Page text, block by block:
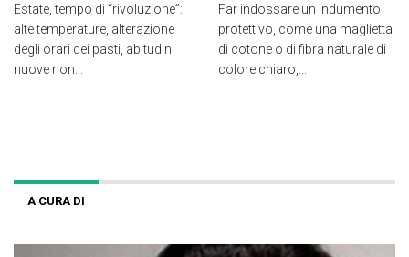
Estate, tempo di “rivoluzione”:
alte temperature, alterazione
degli orari dei pasti, abitudini
nuove non...
Far indossare un indumento
protettivo, come una maglietta
di cotone o di fibra naturale di
colore chiaro,...
A CURA DI